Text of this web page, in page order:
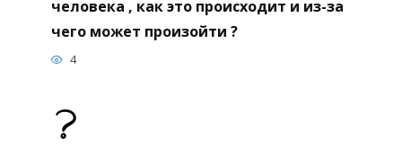
человека , как это происходит и из-за
чего может произойти ?
4